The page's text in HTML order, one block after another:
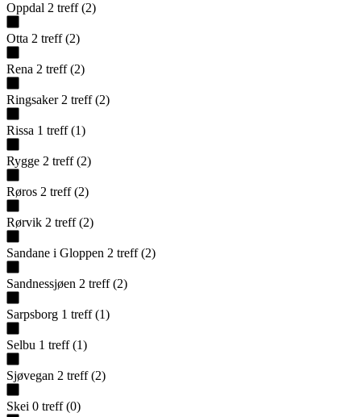
Oppdal 2 treff (2)
Otta 2 treff (2)
Rena 2 treff (2)
Ringsaker 2 treff (2)
Rissa 1 treff (1)
Rygge 2 treff (2)
Røros 2 treff (2)
Rørvik 2 treff (2)
Sandane i Gloppen 2 treff (2)
Sandnessjøen 2 treff (2)
Sarpsborg 1 treff (1)
Selbu 1 treff (1)
Sjøvegan 2 treff (2)
Skei 0 treff (0)